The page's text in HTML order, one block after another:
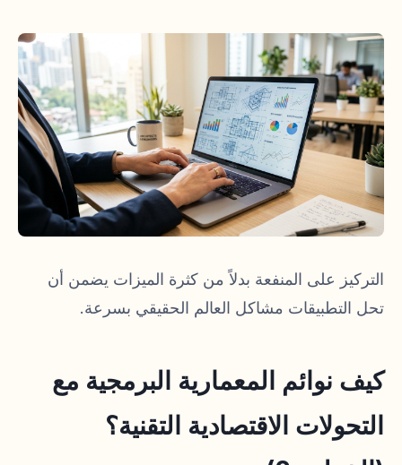
التركيز على المنفعة بدلاً من كثرة الميزات يضمن أن
تحل التطبيقات مشاكل العالم الحقيقي بسرعة.
كيف نوائم المعمارية البرمجية مع
التحولات الاقتصادية التقنية؟